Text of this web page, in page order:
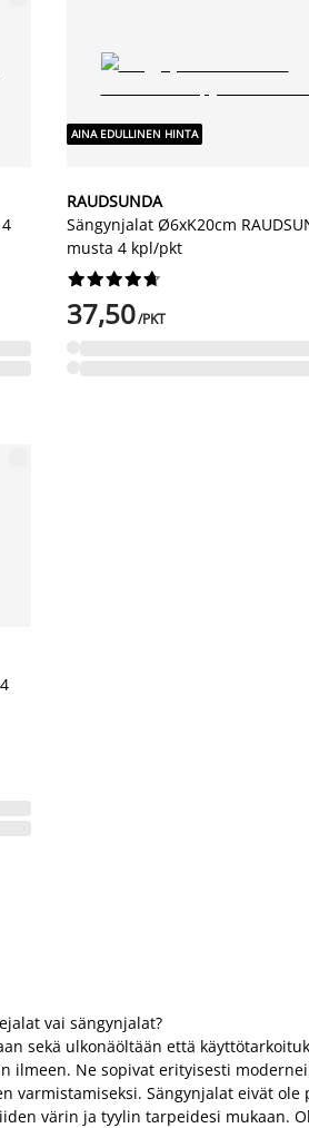
AINA EDULLINEN HINTA
RAUDSUNDA
Sängynjalat Ø6xK20cm
musta 4 kpl/pkt






37,50/PKT
vai sängynjalat?
sekä ulkonäöltään että
ilmeen. Ne sopivat erityisesti
varmistamiseksi. Sängynjalat eivät
värin ja tyylin tarpeidesi mukaan.